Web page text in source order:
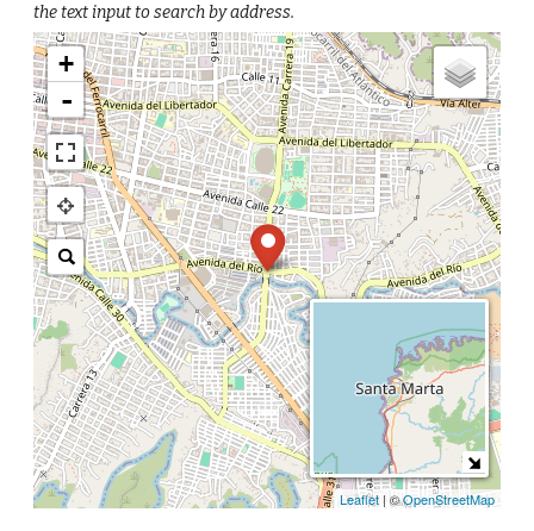
the text input to search by address.
+
-
Leaflet| ©OpenStreetMap